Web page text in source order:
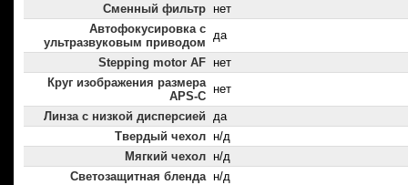
Сменный фильтр нет
Автофокусировка с
ультразвуковым приводом
да
Stepping motor AF нет
Круг изображения размера
APS-C
нет
Линза с низкой дисперсией да
Твердый чехол н/д
Мягкий чехол н/д
Светозащитная бленда н/д